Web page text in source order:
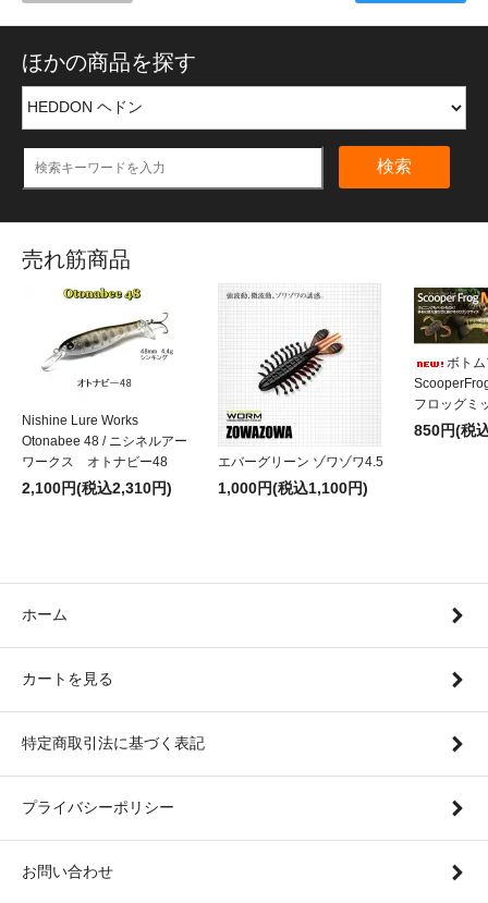
ほかの商品を探す
検索
売れ筋商品
Nishine Lure Works
Otonabee 48 / ニシネルアー
ワークス オトナビー48
2,100円(税込2,310円)
エバーグリーン ゾワゾワ4.5
1,000円(税込1,100円)
ボト
フロッグミ
850円(税
ホーム
カートを見る
特定商取引法に基づく表記
プライバシーポリシー
お問い合わせ